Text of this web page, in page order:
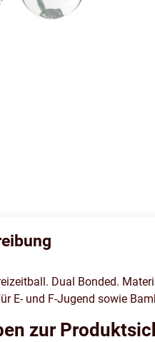
Dual Bonded.
E- und F-Jugend sowie
zur